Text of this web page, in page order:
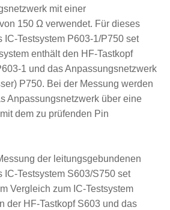
mit einer
150 Ω verwendet. Für dieses
P603‑1/P750 set
enthält den HF‑Tastkopf
und das Anpassungsnetzwerk
P750. Bei der Messung werden
Anpassungsnetzwerk über eine
dem zu prüfenden Pin
der leitungsgebundenen
S603/S750 set
Vergleich zum IC‑Testsystem
der HF‑Tastkopf S603 und das